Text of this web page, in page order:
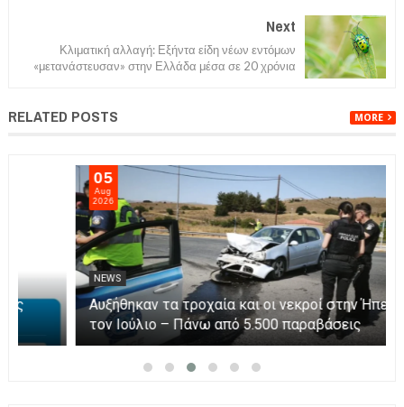
Next
Κλιματική αλλαγή: Εξήντα είδη νέων εντόμων
«μετανάστευσαν» στην Ελλάδα μέσα σε 20 χρόνια
RELATED POSTS MORE
Άνοιξε η πλατφόρμα myAGRO για τις αγροτικές
ενισχύσεις 2026 – Πώς υποβάλλεται η Ενιαία
Αίτηση Ενίσχυσης